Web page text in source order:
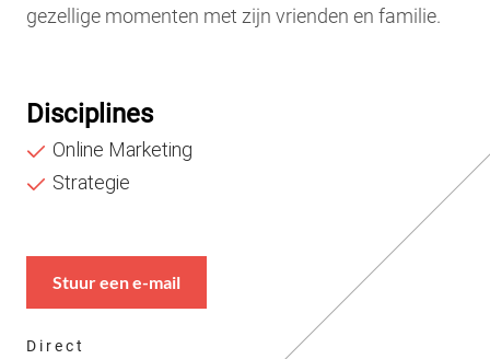
gezellige momenten met zijn vrienden en familie.
Disciplines
Online Marketing
Strategie
Stuur een e-mail
Direct